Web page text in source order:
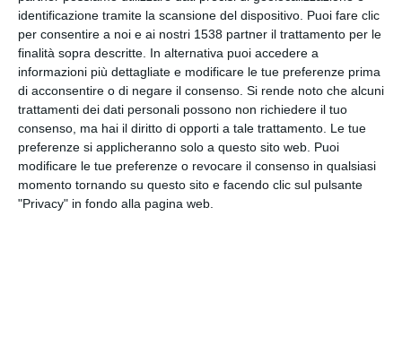
identificazione tramite la scansione del dispositivo. Puoi fare clic
per consentire a noi e ai nostri 1538 partner il trattamento per le
finalità sopra descritte. In alternativa puoi accedere a
informazioni più dettagliate e modificare le tue preferenze prima
di acconsentire o di negare il consenso. Si rende noto che alcuni
trattamenti dei dati personali possono non richiedere il tuo
consenso, ma hai il diritto di opporti a tale trattamento. Le tue
preferenze si applicheranno solo a questo sito web. Puoi
modificare le tue preferenze o revocare il consenso in qualsiasi
momento tornando su questo sito e facendo clic sul pulsante
"Privacy" in fondo alla pagina web.
INVIA QUESTA CARTOLINA